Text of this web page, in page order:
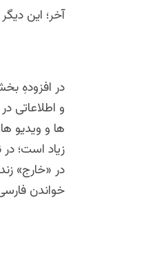
آخر؛ این
در افزودهِ
و اطلاعاتی
ها و ویدیو
زیاد است؛
در «خارج»
خواندن